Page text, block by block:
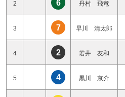
2 6 丹村 飛竜
3 7 早川 清太郎
4 2 若井 友和
5 4 黒川 京介